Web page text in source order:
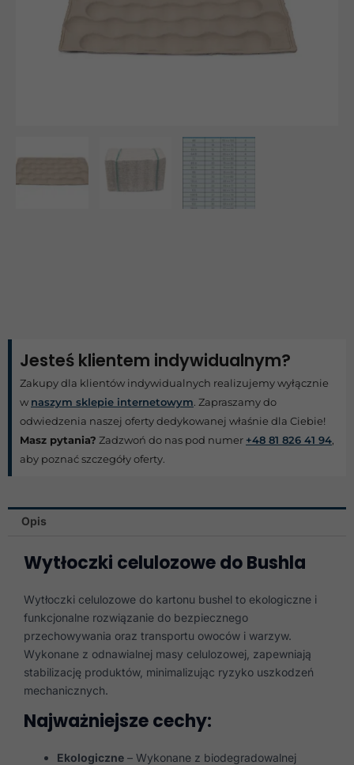
Jesteś klientem indywidualnym?
Zakupy dla klientów indywidualnych realizujemy wyłącznie
w naszym sklepie internetowym. Zapraszamy do
odwiedzenia naszej oferty dedykowanej właśnie dla Ciebie!
Masz pytania? Zadzwoń do nas pod numer +48 81 826 41 94,
aby poznać szczegóły oferty.
Opis
Wytłoczki celulozowe do Bushla
Wytłoczki celulozowe do kartonu bushel to ekologiczne i
funkcjonalne rozwiązanie do bezpiecznego
przechowywania oraz transportu owoców i warzyw.
Wykonane z odnawialnej masy celulozowej, zapewniają
stabilizację produktów, minimalizując ryzyko uszkodzeń
mechanicznych.
Najważniejsze cechy:
Ekologiczne – Wykonane z biodegradowalnej